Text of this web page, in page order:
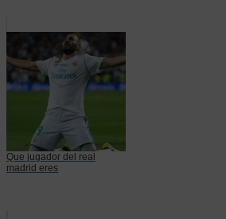
Que jugador del real
madrid eres